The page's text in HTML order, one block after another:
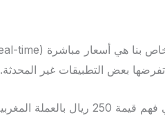
بعض التطبيقات غير المحدثة.
المغربية.